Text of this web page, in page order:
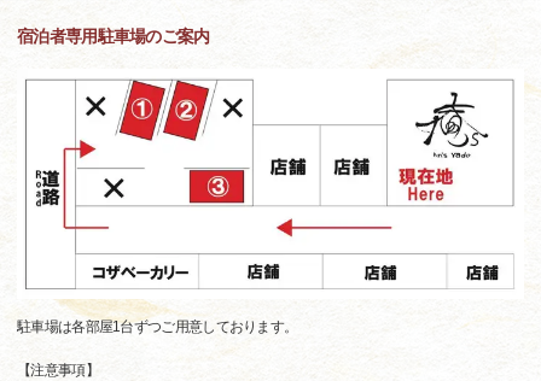
宿泊者専用駐車場のご案内
駐車場は各部屋1台ずつご用意しております。
【注意事項】